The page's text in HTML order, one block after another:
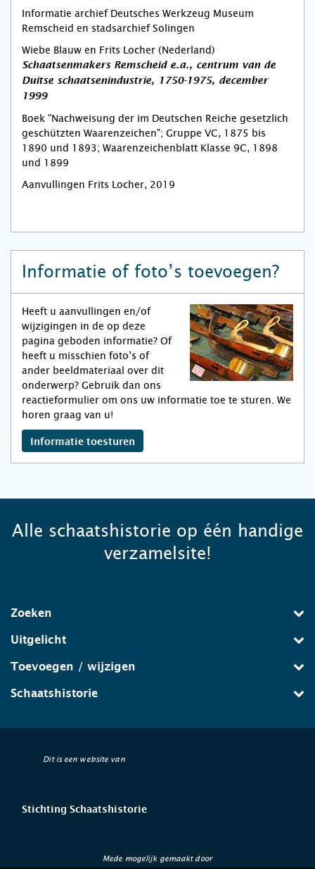
Informatie archief Deutsches Werkzeug Museum
Remscheid en stadsarchief Solin­gen
Wiebe Blauw en Frits Locher (Nederland)
Schaatsenmakers Remscheid e.a., centrum van de
Duitse schaatsenindustrie, 1750-1975, december
1999
Boek "Nachweis­ung der im Deutschen Reiche ge­setz­lich
geschützt­en Waar­enzei­chen"; Gruppe VC, 1875 bis
1890 und 1893; Waarenzeichenblatt Klasse 9C, 1898
und 1899
Aanvullingen Frits Locher, 2019
Informatie of foto’s toevoegen?
Heeft u aanvullingen en/of
wijzigingen in de op deze
pagina geboden informatie? Of
heeft u misschien foto’s of
ander beeldmateriaal over dit
onderwerp? Gebruik dan ons
reactieformulier om ons uw informatie toe te sturen. We
horen graag van u!
Informatie toesturen
Alle schaatshistorie op één handige
verzamelsite!
Zoeken
Uitgelicht
Toevoegen / wijzigen
Schaatshistorie
Dit is een website van
Stichting Schaatshistorie
Mede mogelijk gemaakt door